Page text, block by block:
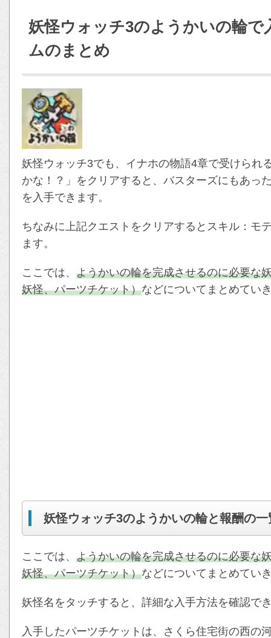
妖怪ウォッチ3のようかいの輪で
ムのまとめ
妖怪ウォッチ3でも、イナホの物語4章で受けられ
かな！？」をクリアすると、バスターズにもあっ
を入手できます。
ちなみに上記クエストをクリアするとスキル：モ
ます。
ここでは、 ようかいの輪を完成させるのに必要な
妖怪、パーツチケット）などについてまとめてい
妖怪ウォッチ3のようかいの輪と報酬の一
ここでは、 ようかいの輪を完成させるのに必要な
妖怪、パーツチケット）などについてまとめてい
妖怪名をタッチすると、詳細な入手方法を確認で
入手したパーツチケットは、さくら住宅街の西の